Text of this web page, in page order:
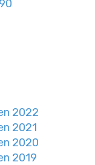
2022
2021
2020
2019